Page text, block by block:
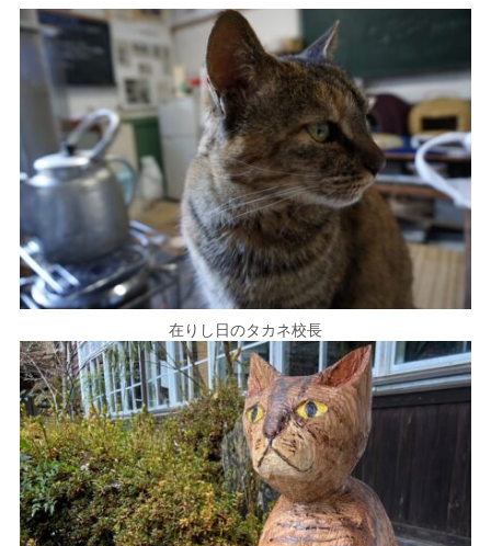
在りし日のタカネ校長